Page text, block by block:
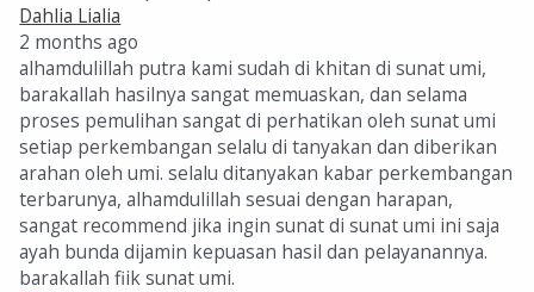
Dahlia Lialia
2 months ago
alhamdulillah putra kami sudah di khitan di sunat umi,
barakallah hasilnya sangat memuaskan, dan selama
proses pemulihan sangat di perhatikan oleh sunat umi
setiap perkembangan selalu di tanyakan dan diberikan
arahan oleh umi. selalu ditanyakan kabar perkembangan
terbarunya, alhamdulillah sesuai dengan harapan,
sangat recommend jika ingin sunat di sunat umi ini saja
ayah bunda dijamin kepuasan hasil dan pelayanannya.
barakallah fiik sunat umi.